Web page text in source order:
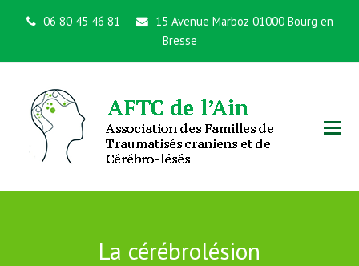
06 80 45 46 81
15 Avenue Marboz 01000 Bourg en
Bresse
La cérébrolésion